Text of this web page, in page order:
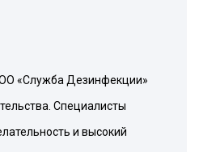
«Служба Дезинфекции»
Специалисты
и высокий